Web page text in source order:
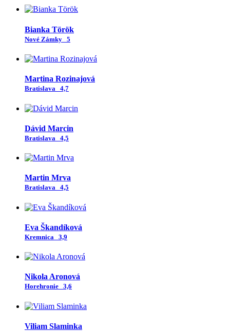
Bianka Török
Nové Zámky 5
Martina Rozinajová
Bratislava 4,7
Dávid Marcin
Bratislava 4,5
Martin Mrva
Bratislava 4,5
Eva Škandíková
Kremnica 3,9
Nikola Aronová
Horehronie 3,6
Viliam Slaminka